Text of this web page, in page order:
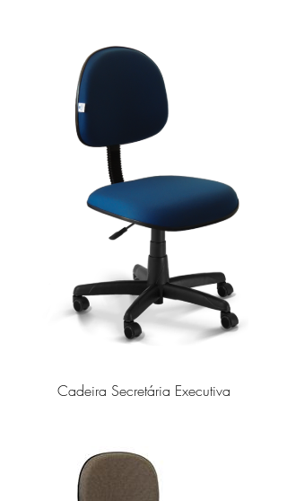
Cadeira Secretária Executiva